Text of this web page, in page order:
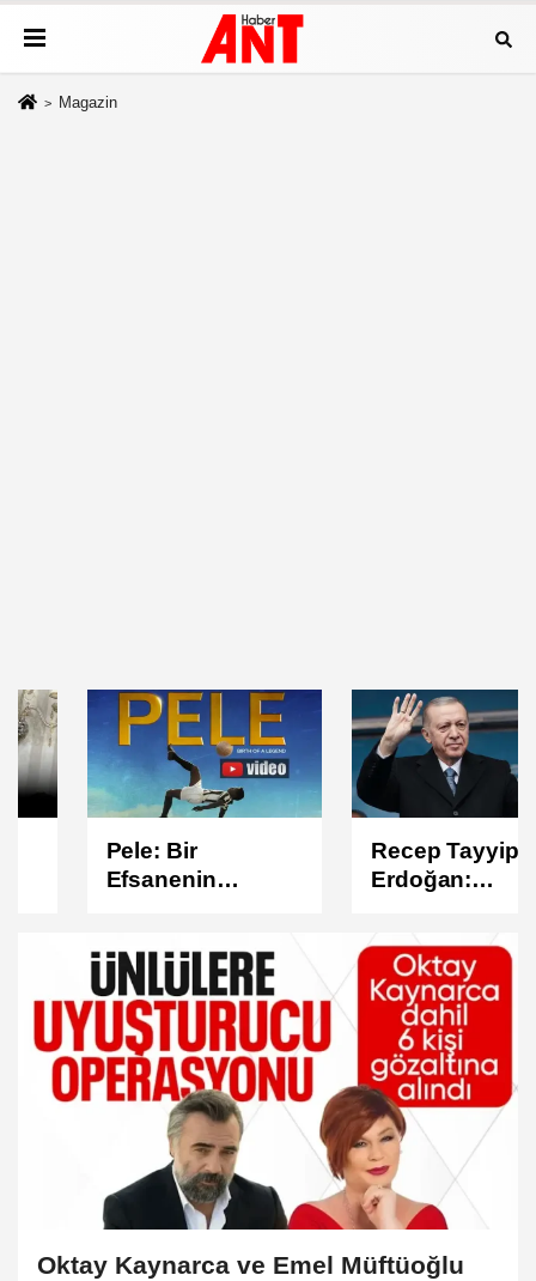
Magazin
Pele: Bir
Efsanenin
Büyüğünün
Hikayesi
Recep Tayyip
Erdoğan:
Oktay Kaynarca ve Emel Müftüoğlu